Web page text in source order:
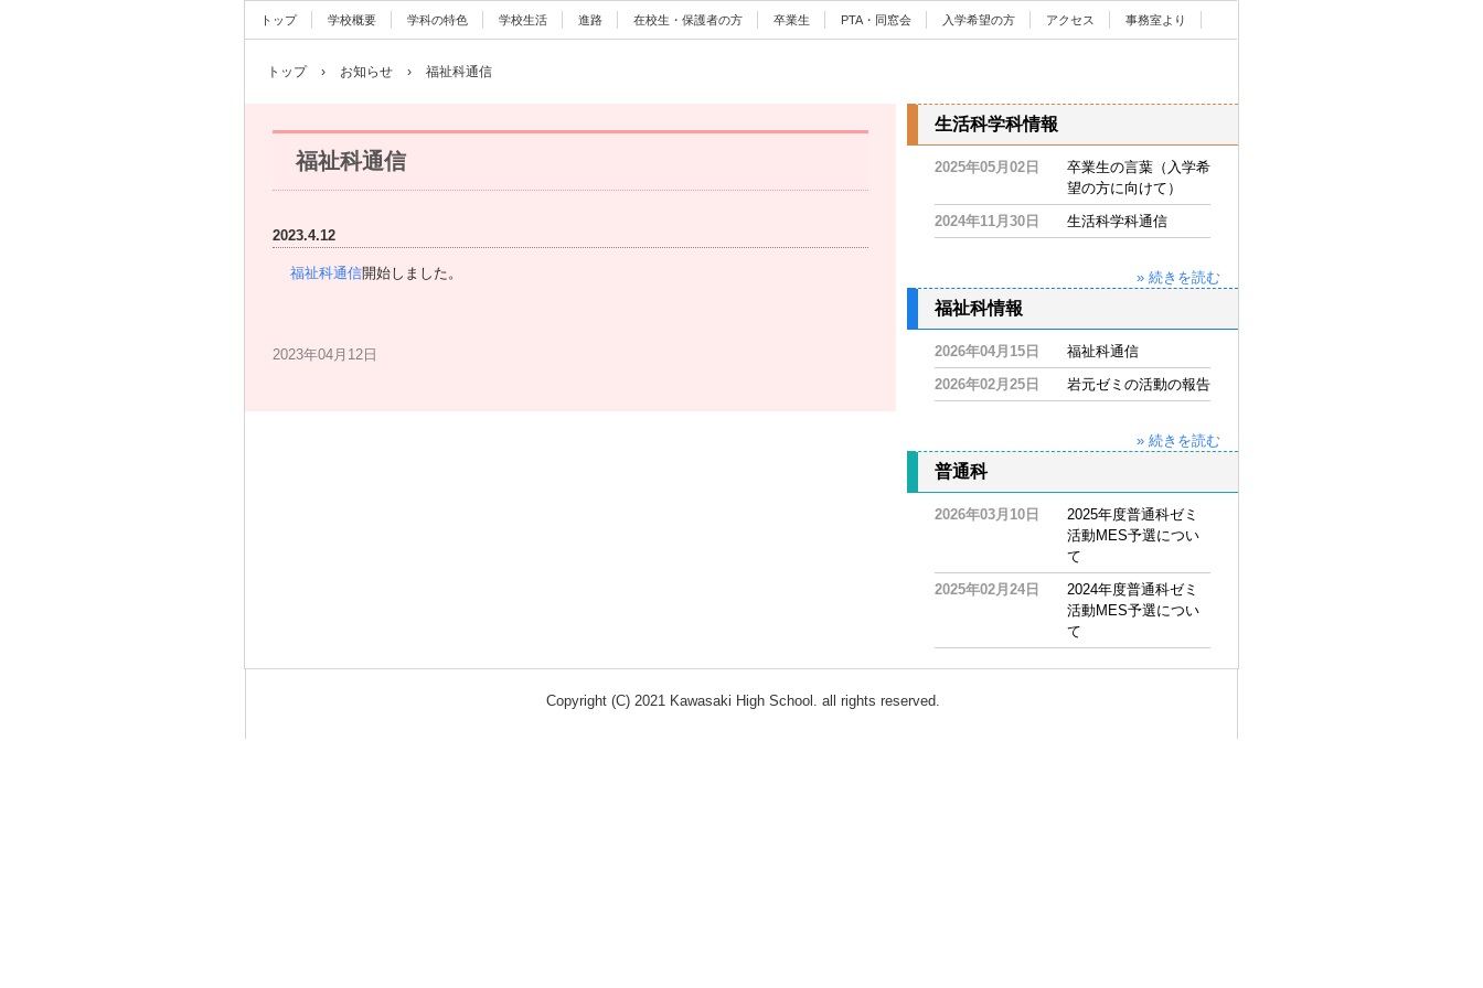
トップ 学校概要 学科の特色 学校生活 進路 在校生・保護者の方 卒業生 PTA・同窓会 入学希望の方 アクセス 事務室より
トップ › お知らせ › 福祉科通信
福祉科通信
2023.4.12
福祉科通信開始しました。
2023年04月12日
生活科学科情報
2025年05月02日
卒業生の言葉（入学希
望の方に向けて）
2024年11月30日
生活科学科通信
» 続きを読む
福祉科情報
2026年04月15日
福祉科通信
2026年02月25日
岩元ゼミの活動の報告
» 続きを読む
普通科
2026年03月10日
2025年度普通科ゼミ
活動MES予選につい
て
2025年02月24日
2024年度普通科ゼミ
活動MES予選につい
て
Copyright (C) 2021 Kawasaki High School. all rights reserved.